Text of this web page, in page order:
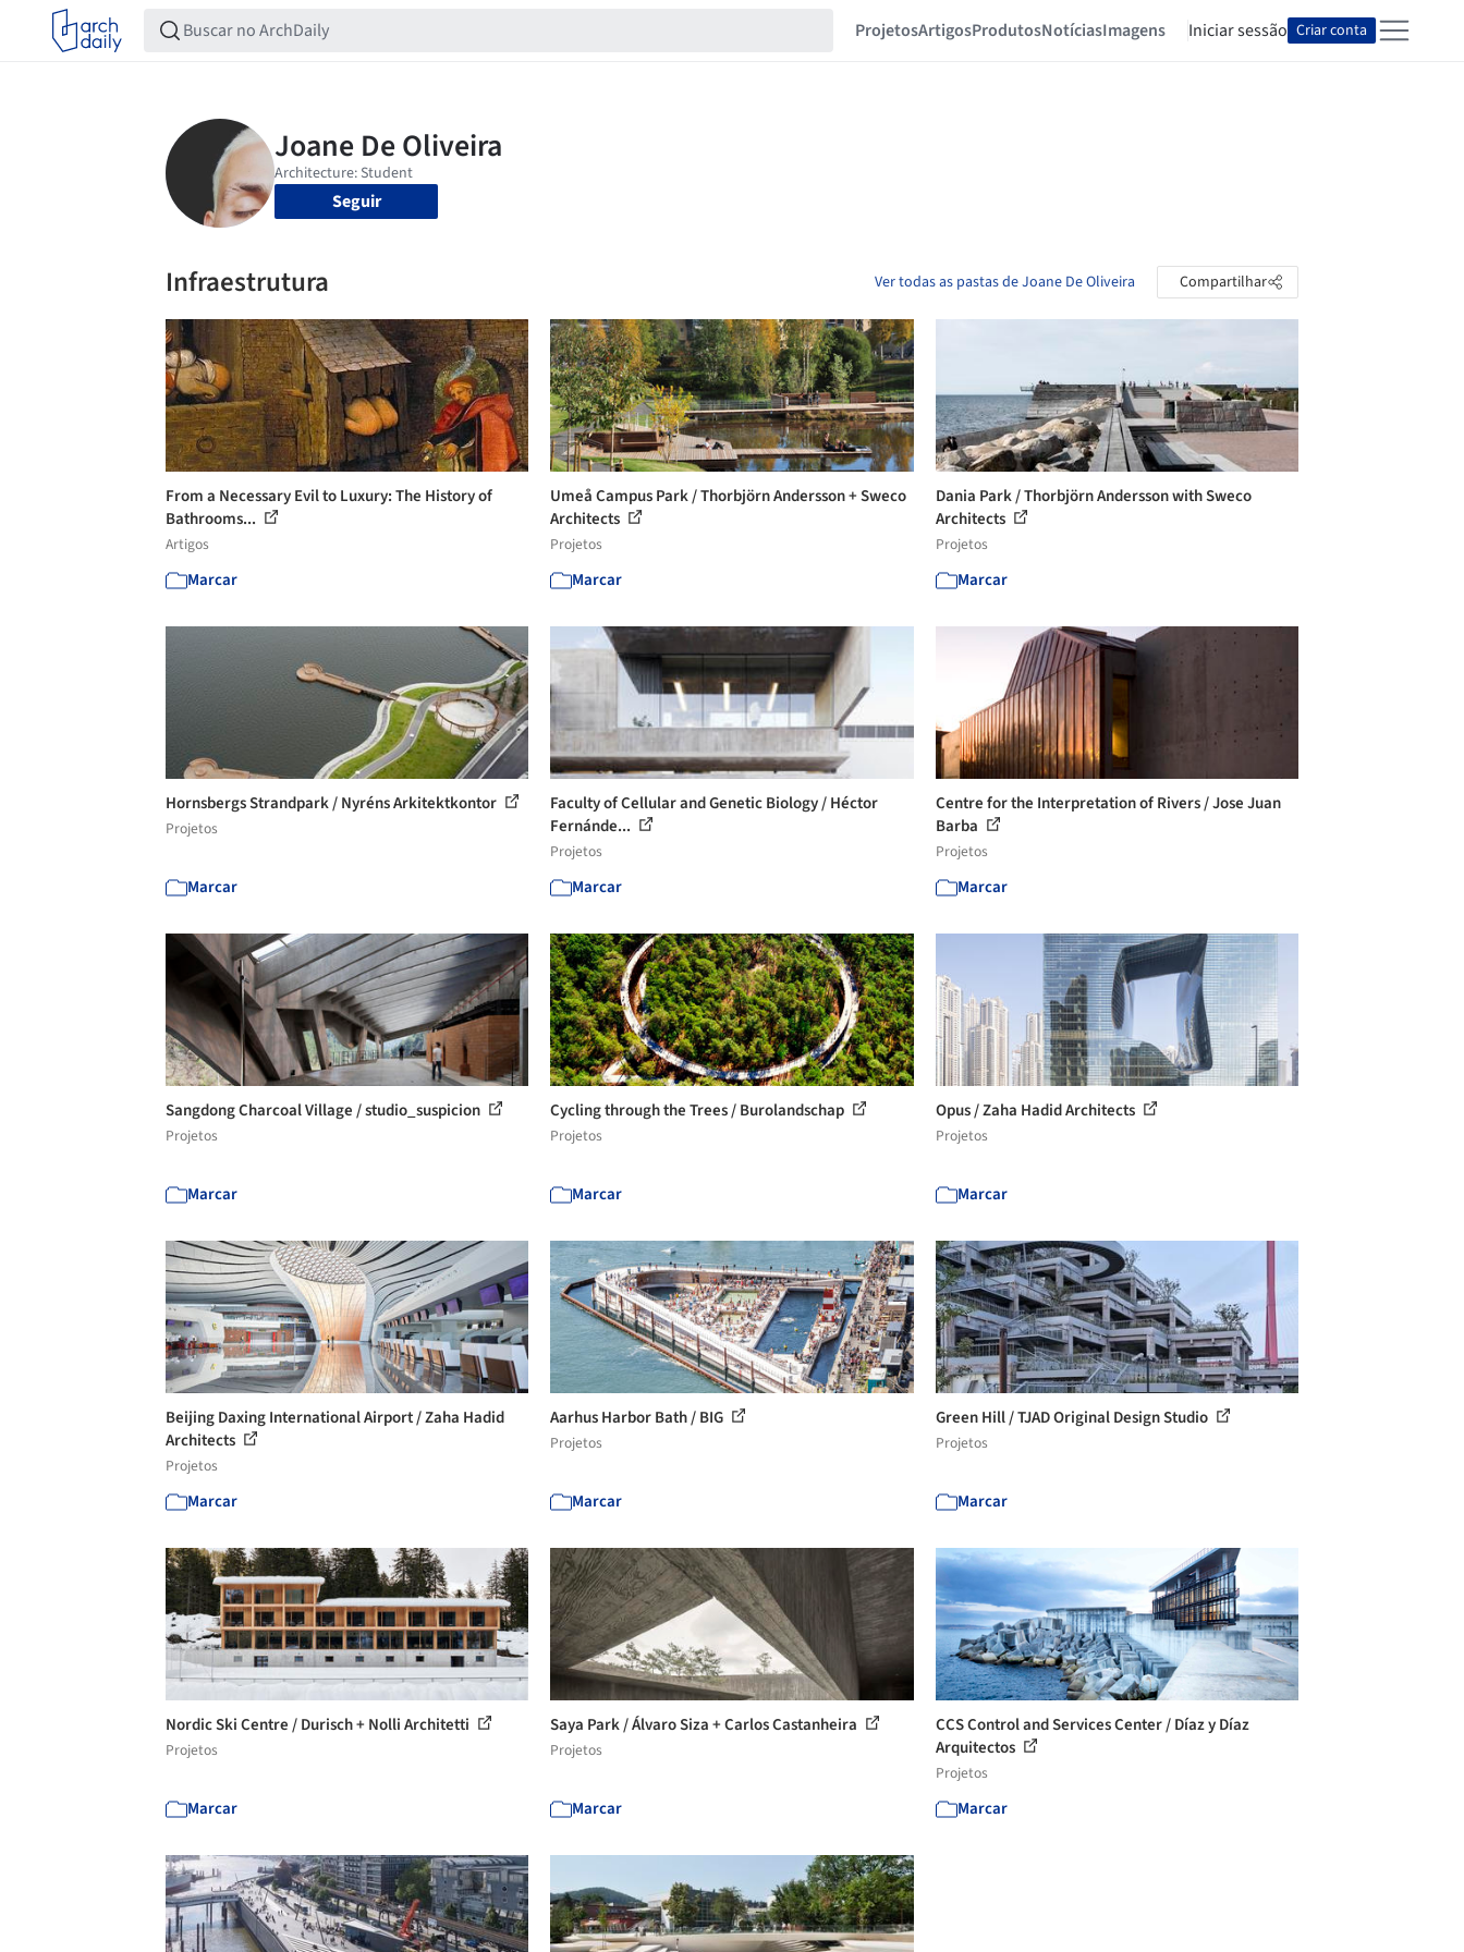
ProjetosArtigosProdutosNotíciasImagens Iniciar sessão Criar conta
Seguir
Infraestrutura Ver todas as pastas de Joane De Oliveira Compartilhar
From a Necessary Evil to Luxury: The History of
Bathrooms...
Artigos
Marcar
Umeå Campus Park / Thorbjörn Andersson + Sweco
Architects
Projetos
Marcar
Dania Park / Thorbjörn Andersson with Sweco
Architects
Projetos
Marcar
Hornsbergs Strandpark / Nyréns Arkitektkontor
Projetos
Marcar
Faculty of Cellular and Genetic Biology / Héctor
Fernánde...
Projetos
Marcar
Centre for the Interpretation of Rivers / Jose Juan
Barba
Projetos
Marcar
Sangdong Charcoal Village / studio_suspicion
Projetos
Marcar
Cycling through the Trees / Burolandschap
Projetos
Marcar
Opus / Zaha Hadid Architects
Projetos
Marcar
Beijing Daxing International Airport / Zaha Hadid
Architects
Projetos
Marcar
Aarhus Harbor Bath / BIG
Projetos
Marcar
Green Hill / TJAD Original Design Studio
Projetos
Marcar
Nordic Ski Centre / Durisch + Nolli Architetti
Projetos
Marcar
Saya Park / Álvaro Siza + Carlos Castanheira
Projetos
Marcar
CCS Control and Services Center / Díaz y Díaz
Arquitectos
Projetos
Marcar